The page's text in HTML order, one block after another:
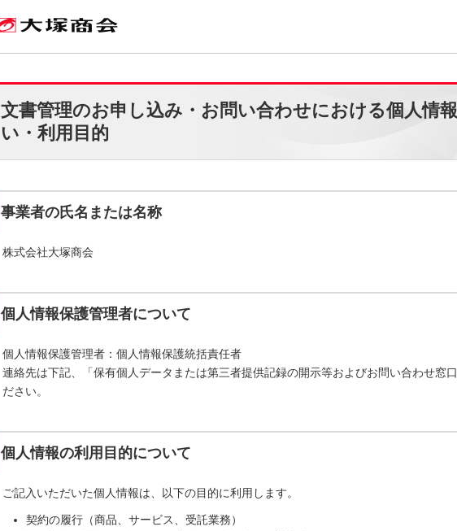
文書管理のお申し込み・お問い合わせにおける個人情
い・利用目的
事業者の氏名または名称
株式会社大塚商会
個人情報保護管理者について
個人情報保護管理者：個人情報保護統括責任者
連絡先は下記、「保有個人データまたは第三者提供記録の開示等およびお問い合わせ窓
ださい。
個人情報の利用目的について
ご記入いただいた個人情報は、以下の目的に利用します。
契約の履行（商品、サービス、受託業務）